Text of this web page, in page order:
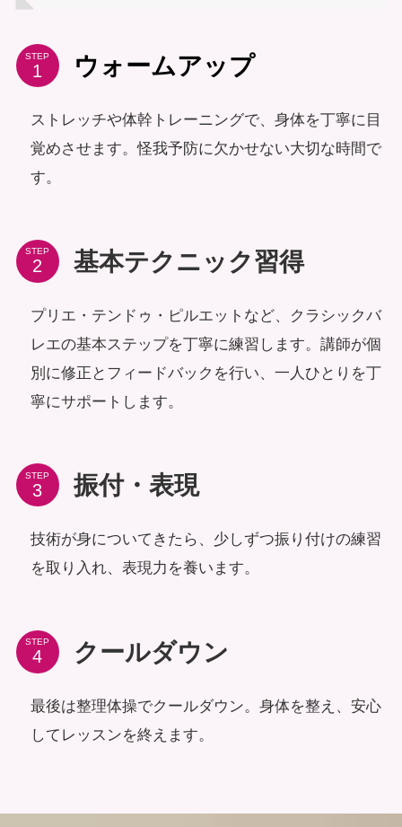
STEP ウォームアップ
ストレッチや体幹トレーニングで、身体を丁寧に目
覚めさせます。怪我予防に欠かせない大切な時間で
す。
STEP 基本テクニック習得
プリエ・テンドゥ・ピルエットなど、クラシックバ
レエの基本ステップを丁寧に練習します。講師が個
別に修正とフィードバックを行い、一人ひとりを丁
寧にサポートします。
STEP 振付・表現
技術が身についてきたら、少しずつ振り付けの練習
を取り入れ、表現力を養います。
STEP クールダウン
最後は整理体操でクールダウン。身体を整え、安心
してレッスンを終えます。